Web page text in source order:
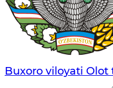
Buxoro viloyati